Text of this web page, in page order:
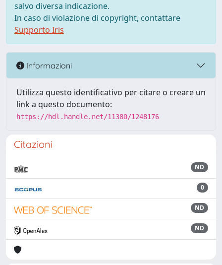
salvo diversa indicazione.
In caso di violazione di copyright, contattare
Supporto Iris
Informazioni
Utilizza questo identificativo per citare o creare un
link a questo documento:
https://hdl.handle.net/11380/1248176
Citazioni
ND
0
ND
ND